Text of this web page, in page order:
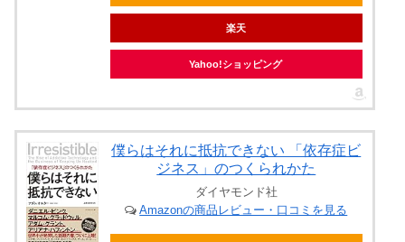
楽天
Yahoo!ショッピング
僕らはそれに抵抗できない 「依存症ビ
ジネス」のつくられかた
ダイヤモンド社
Amazonの商品レビュー・口コミを見る